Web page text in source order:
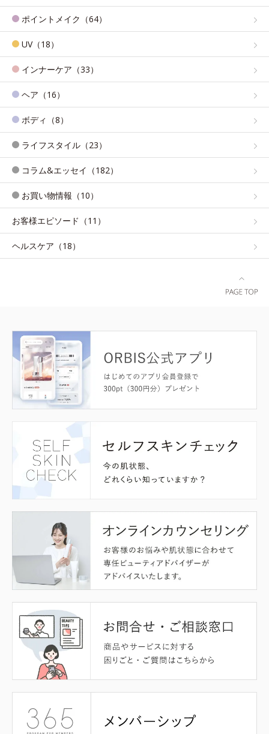
ポイントメイク（64）
UV（18）
インナーケア（33）
ヘア（16）
ボディ（8）
ライフスタイル（23）
コラム&エッセイ（182）
お買い物情報（10）
お客様エピソード（11）
ヘルスケア（18）